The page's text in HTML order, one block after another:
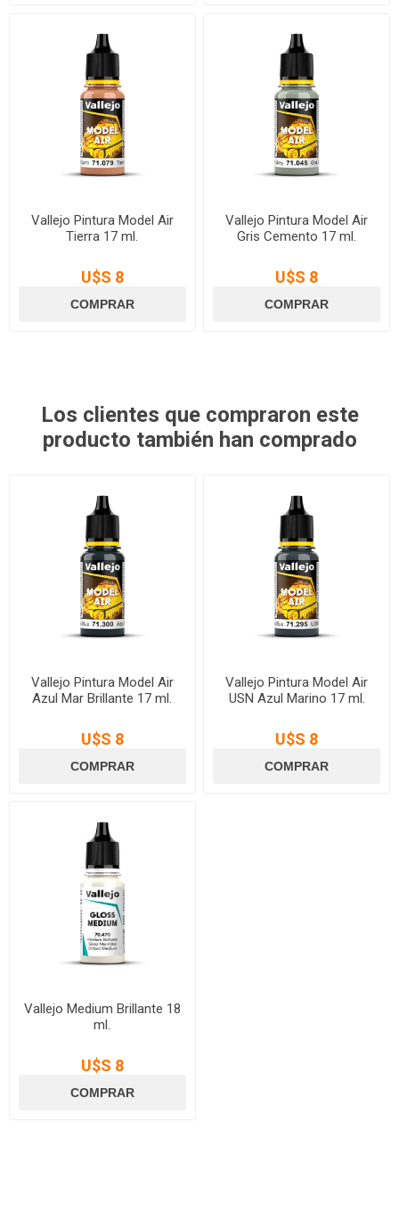
Vallejo Pintura Model Air
Tierra 17 ml.
U$S 8
Vallejo Pintura Model Air
Gris Cemento 17 ml.
U$S 8
Los clientes que compraron este
producto también han comprado
Vallejo Pintura Model Air
Azul Mar Brillante 17 ml.
U$S 8
Vallejo Pintura Model Air
USN Azul Marino 17 ml.
U$S 8
Vallejo Medium Brillante 18
ml.
U$S 8